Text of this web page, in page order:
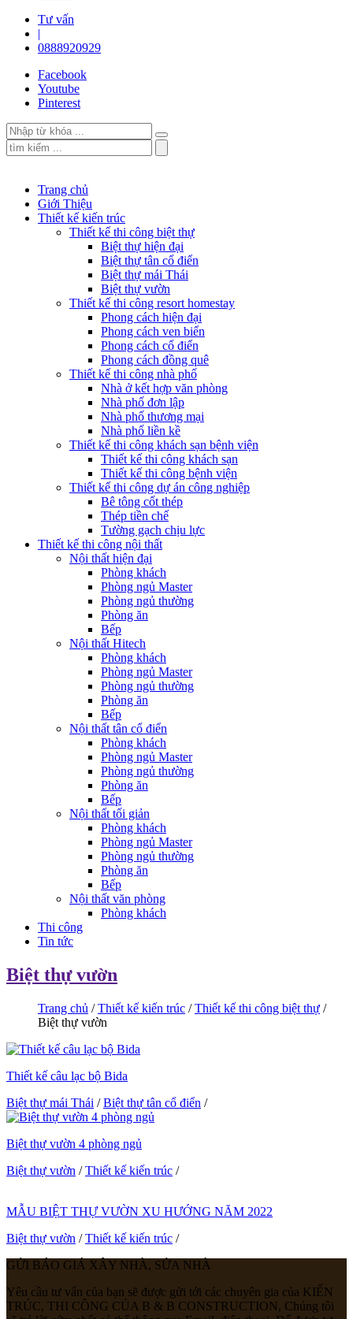
Tư vấn
|
0888920929
Facebook
Youtube
Pinterest
Trang chủ
Giới Thiệu
Thiết kế kiến trúc
Thiết kế thi công biệt thự
Biệt thự hiện đại
Biệt thự tân cổ điển
Biệt thự mái Thái
Biệt thự vườn
Thiết kế thi công resort homestay
Phong cách hiện đại
Phong cách ven biển
Phong cách cổ điển
Phong cách đồng quê
Thiết kế thi công nhà phố
Nhà ở kết hợp văn phòng
Nhà phố đơn lập
Nhà phố thương mại
Nhà phố liền kề
Thiết kế thi công khách sạn bệnh viện
Thiết kế thi công khách sạn
Thiết kế thi công bệnh viện
Thiết kế thi công dự án công nghiệp
Bê tông cốt thép
Thép tiền chế
Tường gạch chịu lực
Thiết kế thi công nội thất
Nội thất hiện đại
Phòng khách
Phòng ngủ Master
Phòng ngủ thường
Phòng ăn
Bếp
Nội thất Hitech
Phòng khách
Phòng ngủ Master
Phòng ngủ thường
Phòng ăn
Bếp
Nội thất tân cổ điển
Phòng khách
Phòng ngủ Master
Phòng ngủ thường
Phòng ăn
Bếp
Nội thất tối giản
Phòng khách
Phòng ngủ Master
Phòng ngủ thường
Phòng ăn
Bếp
Nội thất văn phòng
Phòng khách
Thi công
Tin tức
Biệt thự vườn
Trang chủ /Thiết kế kiến trúc /Thiết kế thi công biệt thự /
Biệt thự vườn
Thiết kế câu lạc bộ Bida
Biệt thự mái Thái /Biệt thự tân cổ điển /
Biệt thự vườn 4 phòng ngủ
Biệt thự vườn /Thiết kế kiến trúc /
MẪU BIỆT THỰ VƯỜN XU HƯỚNG NĂM 2022
Biệt thự vườn /Thiết kế kiến trúc /
GỬI BÁO GIÁ XÂY NHÀ, SỬA NHÀ
Yêu cầu tư vấn của bạn sẽ được gửi tới các chuyên gia của KIẾN
TRÚC, THI CÔNG CỦA B & B CONSTRUCTION, Chúng tôi